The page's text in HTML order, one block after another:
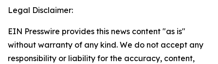
Legal Disclaimer:
EIN Presswire provides this news content "as is"
without warranty of any kind. We do not accept any
responsibility or liability for the accuracy, content,